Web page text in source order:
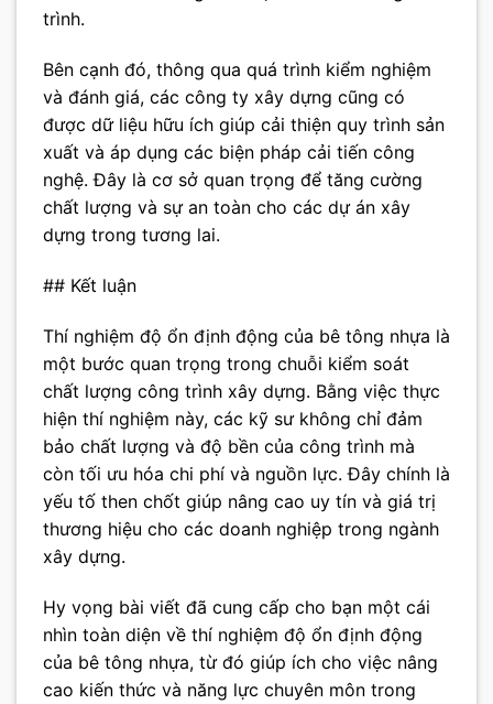
trình.
Bên cạnh đó, thông qua quá trình kiểm nghiệm
và đánh giá, các công ty xây dựng cũng có
được dữ liệu hữu ích giúp cải thiện quy trình sản
xuất và áp dụng các biện pháp cải tiến công
nghệ. Đây là cơ sở quan trọng để tăng cường
chất lượng và sự an toàn cho các dự án xây
dựng trong tương lai.
## Kết luận
Thí nghiệm độ ổn định động của bê tông nhựa là
một bước quan trọng trong chuỗi kiểm soát
chất lượng công trình xây dựng. Bằng việc thực
hiện thí nghiệm này, các kỹ sư không chỉ đảm
bảo chất lượng và độ bền của công trình mà
còn tối ưu hóa chi phí và nguồn lực. Đây chính là
yếu tố then chốt giúp nâng cao uy tín và giá trị
thương hiệu cho các doanh nghiệp trong ngành
xây dựng.
Hy vọng bài viết đã cung cấp cho bạn một cái
nhìn toàn diện về thí nghiệm độ ổn định động
của bê tông nhựa, từ đó giúp ích cho việc nâng
cao kiến thức và năng lực chuyên môn trong